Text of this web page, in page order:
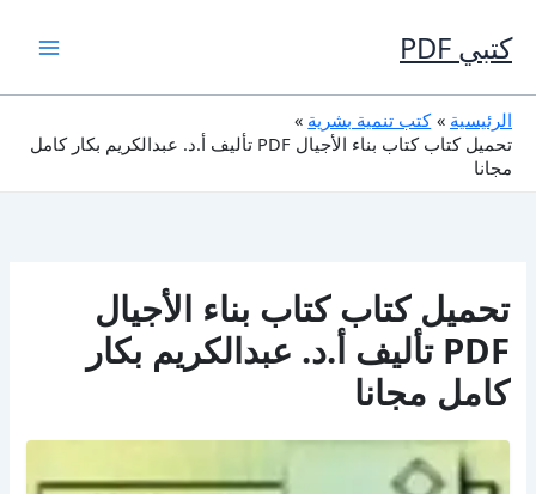
إلى
المحتوى
كتبي PDF
الرئيسية
كتب تنمية بشرية
تحميل كتاب كتاب بناء الأجيال PDF تأليف أ.د. عبدالكريم بكار كامل
مجانا
تحميل كتاب كتاب بناء الأجيال
PDF تأليف أ.د. عبدالكريم بكار
كامل مجانا